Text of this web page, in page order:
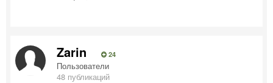
Zarin 24
Пользователи
48 публикаций